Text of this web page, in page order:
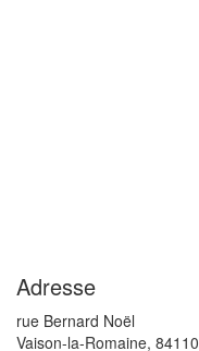
Adresse
rue Bernard Noël
Vaison-la-Romaine, 84110